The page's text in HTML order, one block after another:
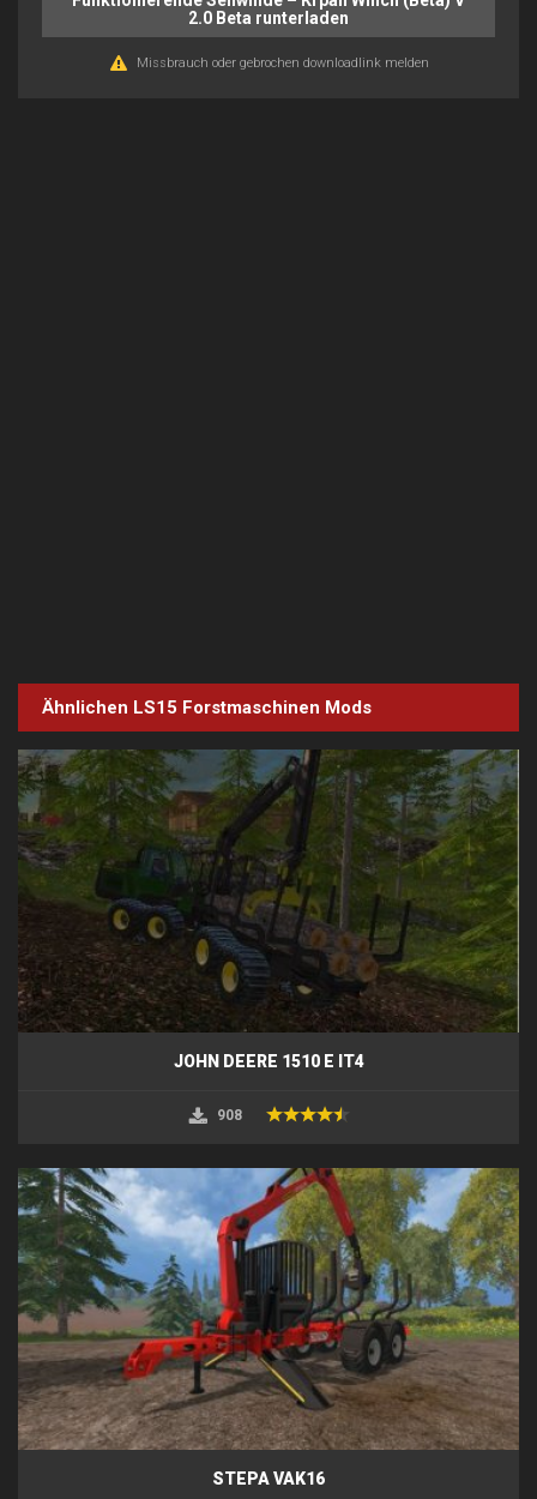
2.0 Beta runterladen
Missbrauch oder gebrochen downloadlink melden
Ähnlichen LS15 Forstmaschinen Mods
JOHN DEERE 1510 E IT4
908
STEPA VAK16